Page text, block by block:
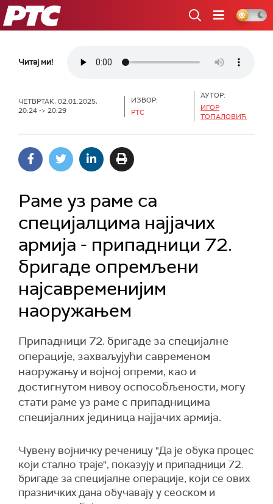
РТС
Читај ми!
ЧЕТВРТАК, 02.01.2025,
20:24 -> 20:29
ИЗВОР:
РТС
АУТОР:
ИГОР
ТОПАЛОВИЋ
Раме уз раме са
специјалцима најјачих
армија - припадници 72.
бригаде опремљени
најсавременијим
наоружањем
Припадници 72. бригаде за специјалне
операције, захваљујући савременом
наоружању и војној опреми, као и
достигнутом нивоу оспособљености, могу
стати раме уз раме с припадницима
специјалних јединица најјачих армија.
Чувену војничку реченицу "Да је обука процес
који стално траје", показују и припадници 72.
бригаде за специјалне операције, који се ових
празничких дана обучавају у сеоском и